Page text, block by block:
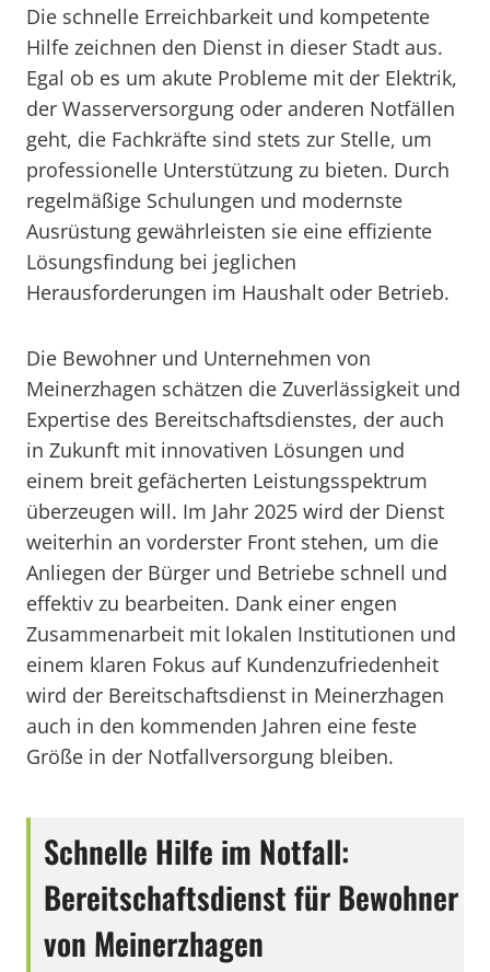
Die schnelle Erreichbarkeit und kompetente
Hilfe zeichnen den Dienst in dieser Stadt aus.
Egal ob es um akute Probleme mit der Elektrik,
der Wasserversorgung oder anderen Notfällen
geht, die Fachkräfte sind stets zur Stelle, um
professionelle Unterstützung zu bieten. Durch
regelmäßige Schulungen und modernste
Ausrüstung gewährleisten sie eine effiziente
Lösungsfindung bei jeglichen
Herausforderungen im Haushalt oder Betrieb.
Die Bewohner und Unternehmen von
Meinerzhagen schätzen die Zuverlässigkeit und
Expertise des Bereitschaftsdienstes, der auch
in Zukunft mit innovativen Lösungen und
einem breit gefächerten Leistungsspektrum
überzeugen will. Im Jahr 2025 wird der Dienst
weiterhin an vorderster Front stehen, um die
Anliegen der Bürger und Betriebe schnell und
effektiv zu bearbeiten. Dank einer engen
Zusammenarbeit mit lokalen Institutionen und
einem klaren Fokus auf Kundenzufriedenheit
wird der Bereitschaftsdienst in Meinerzhagen
auch in den kommenden Jahren eine feste
Größe in der Notfallversorgung bleiben.
Schnelle Hilfe im Notfall:
Bereitschaftsdienst für Bewohner
von Meinerzhagen